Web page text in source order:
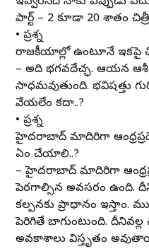
పార్ట్ – 2 కూడా 20 శాతం
• ప్రశ్న
రాజకీయాల్లో ఉంటూనే ఇకపై
– అది భగవదేచ్ఛ. ఆయన
సాధ్యమవుతుంది. భవిష్యత్తు
వేయలేం కదా..?
• ప్రశ్న
హైదరాబాద్ మాదిరిగా
ఏం చేయాలి..?
– హైదరాబాద్ మాదిరిగా
పెరగాల్సిన అవసరం ఉంది.
కల్పనకు ప్రాధాన్యం ఇస్తాం.
పెరిగితే బాగుంటుంది.
అవకాశాలు విస్తృతం